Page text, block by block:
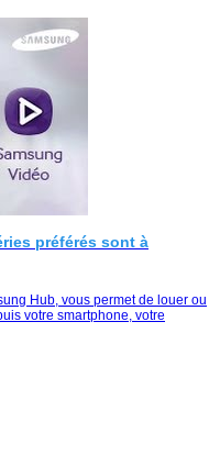
préférés sont à
Hub, vous permet de louer ou
votre smartphone, votre